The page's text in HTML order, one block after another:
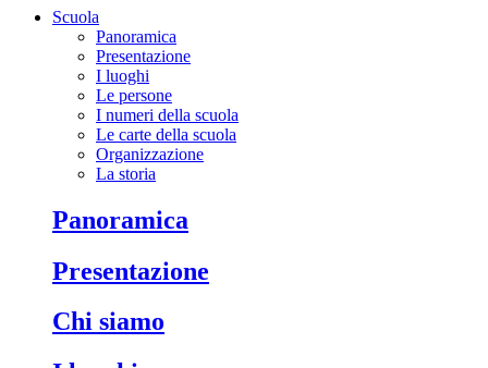
Scuola
Panoramica
Presentazione
I luoghi
Le persone
I numeri della scuola
Le carte della scuola
Organizzazione
La storia
panoramica
presentazione
chi siamo